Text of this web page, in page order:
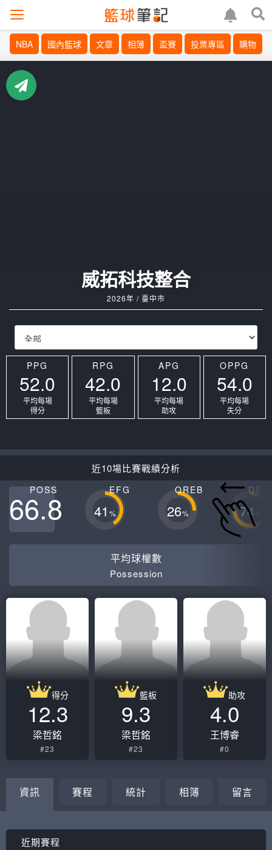
NBA 國內籃球 文章 相簿 盃賽 投票專區 購物
威拓科技整合
2026年 / 臺中市
PPG
52.0
平均每場
得分
RPG
42.0
平均每場
籃板
APG
12.0
平均每場
助攻
OPPG
54.0
平均每場
失分
近10場比賽戰績分析
POSS
66.8 EFG
41 %
OREB
26% 74
平均球權數
Possession
得分
12.3
梁哲銘
#23
籃板
9.3
梁哲銘
#23
助攻
4.0
王博睿
#0
資訊 賽程 統計 相簿 留言
近期賽程